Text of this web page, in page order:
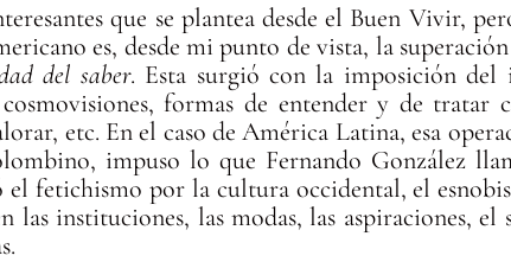
que se plantea desde el Buen Vivir,
es, desde mi punto de vista, la
del saber. Esta surgió con la imposición del
formas de entender y de
etc. En el caso de América Latina, esa
impuso lo que Fernando González
fetichismo por la cultura occidental, el
las instituciones, las modas, las aspiraciones,